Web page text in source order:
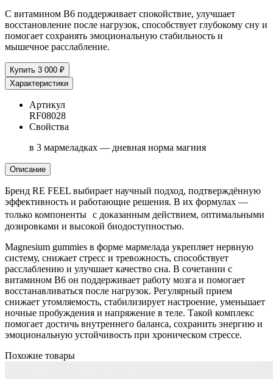
С витамином B6 поддерживает спокойствие, улучшает
восстановление после нагрузок, способствует глубокому сну и
помогает сохранять эмоциональную стабильность и
мышечное расслабление.
Купить 3 000 ₽
Характеристики
Артикул
RF08028
Свойства
в 3 мармеладках — дневная норма магния
Описание
Бренд RE FEEL выбирает научный подход, подтверждённую
эффективность и работающие решения. В их формулах —
только компоненты с доказанным действием, оптимальными
дозировками и высокой биодоступностью.
Magnesium gummies в форме мармелада укрепляет нервную
систему, снижает стресс и тревожность, способствует
расслаблению и улучшает качество сна. В сочетании с
витамином B6 он поддерживает работу мозга и помогает
восстанавливаться после нагрузок. Регулярный прием
снижает утомляемость, стабилизирует настроение, уменьшает
ночные пробуждения и напряжение в теле. Такой комплекс
помогает достичь внутреннего баланса, сохранить энергию и
эмоциональную устойчивость при хроническом стрессе.
Похожие товары